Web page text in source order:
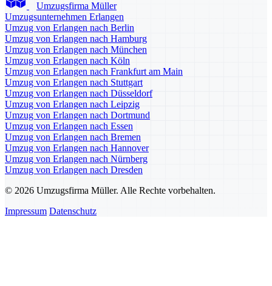
Umzugsfirma Müller
Umzugsunternehmen Erlangen
Umzug von Erlangen nach Berlin
Umzug von Erlangen nach Hamburg
Umzug von Erlangen nach München
Umzug von Erlangen nach Köln
Umzug von Erlangen nach Frankfurt am Main
Umzug von Erlangen nach Stuttgart
Umzug von Erlangen nach Düsseldorf
Umzug von Erlangen nach Leipzig
Umzug von Erlangen nach Dortmund
Umzug von Erlangen nach Essen
Umzug von Erlangen nach Bremen
Umzug von Erlangen nach Hannover
Umzug von Erlangen nach Nürnberg
Umzug von Erlangen nach Dresden
© 2026 Umzugsfirma Müller. Alle Rechte vorbehalten.
Impressum Datenschutz